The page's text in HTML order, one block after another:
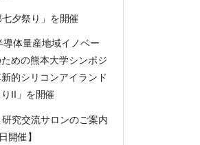
七夕祭り」を開催
導体量産地域イノベー
めの熊本大学シンポジ
的シリコンアイランド
II」を開催
研究交流サロンのご案内
開催】